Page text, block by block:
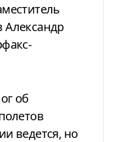
Александр
об
ведется, но